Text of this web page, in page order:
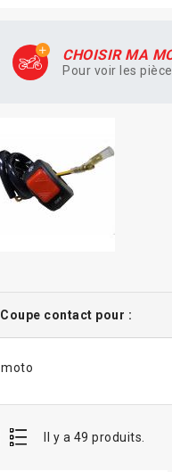
CHOISIR MA
Pour voir les
Coupe contact pour :
moto
Il y a 49 produits.